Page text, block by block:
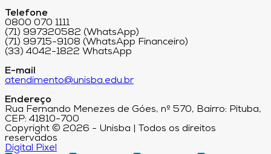
Telefone
0800 070 1111
(71) 997320582 (WhatsApp)
(71) 99715-9108 (WhatsApp Financeiro)
(33) 4042-1822 WhatsApp
E-mail
atendimento@unisba.edu.br
Endereço
Rua Fernando Menezes de Góes, nº 570, Bairro: Pituba,
CEP: 41810-700
Copyright © 2026 - Unisba | Todos os direitos
reservados
Digital Pixel